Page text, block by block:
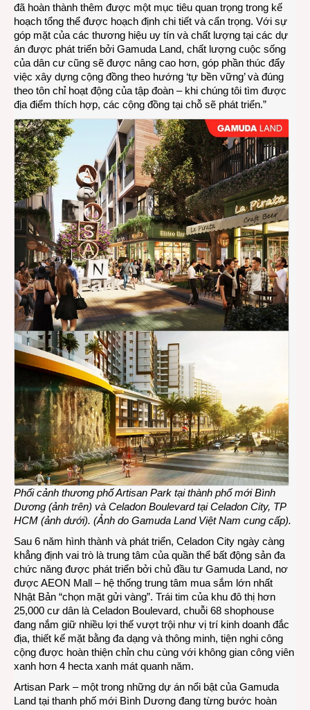
đã hoàn thành thêm được một mục tiêu quan trọng trong kế
hoạch tổng thể được hoạch định chi tiết và cẩn trọng. Với sự
góp mặt của các thương hiệu uy tín và chất lượng tại các dự
án được phát triển bởi Gamuda Land, chất lượng cuộc sống
của dân cư cũng sẽ được nâng cao hơn, góp phần thúc đẩy
việc xây dựng cộng đồng theo hướng ‘tự bền vững’ và đúng
theo tôn chỉ hoạt động của tập đoàn – khi chúng tôi tìm được
địa điểm thích hợp, các cộng đồng tại chỗ sẽ phát triển.”
Phối cảnh thương phố Artisan Park tại thành phố mới Bình
Dương (ảnh trên) và Celadon Boulevard tại Celadon City, TP
HCM (ảnh dưới). (Ảnh do Gamuda Land Việt Nam cung cấp).
Sau 6 năm hình thành và phát triển, Celadon City ngày càng
khẳng định vai trò là trung tâm của quần thể bất động sản đa
chức năng được phát triển bởi chủ đầu tư Gamuda Land, nơ
được AEON Mall – hệ thống trung tâm mua sắm lớn nhất
Nhật Bản “chọn mặt gửi vàng”. Trái tim của khu đô thị hơn
25,000 cư dân là Celadon Boulevard, chuỗi 68 shophouse
đang nắm giữ nhiều lợi thế vượt trội như vị trí kinh doanh đắc
địa, thiết kế mặt bằng đa dạng và thông minh, tiện nghi công
cộng được hoàn thiện chỉn chu cùng với không gian công viên
xanh hơn 4 hecta xanh mát quanh năm.
Artisan Park – một trong những dự án nổi bật của Gamuda
Land tại thanh phố mới Bình Dương đang từng bước hoàn